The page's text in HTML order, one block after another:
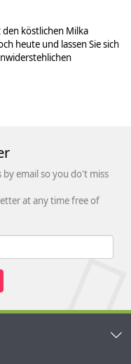
köstlichen Milka
heute und lassen Sie sich
email so you do't miss
at any time free of